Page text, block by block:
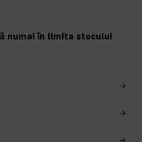
numai în limita stocului